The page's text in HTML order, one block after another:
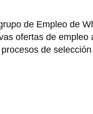
de Empleo de
ofertas de empleo
de selección